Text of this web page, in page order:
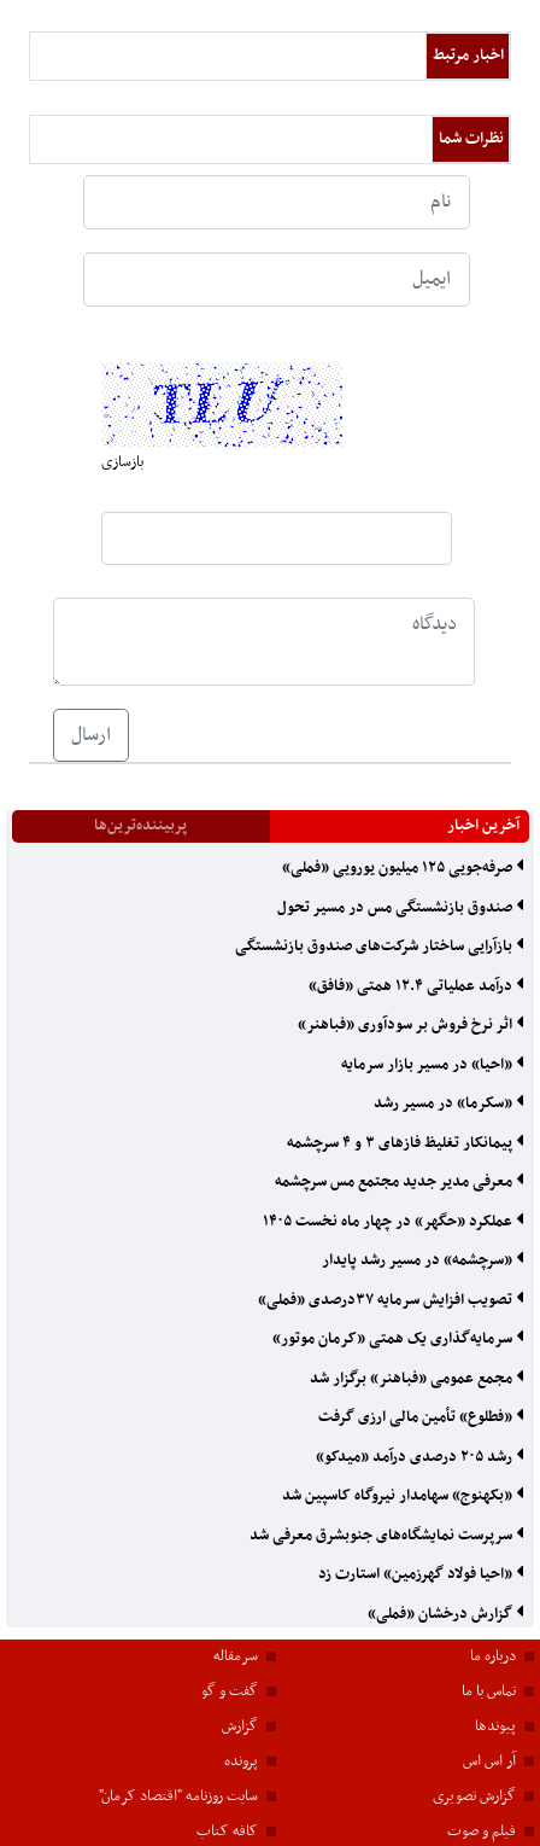
اخبار مرتبط
نظرات شما
بازسازی
ارسال
آخرین اخبار
پربیننده‌ترین‌ها
صرفه‌جویی ۱۲۵ میلیون یورویی «فملی»
صندوق بازنشستگی مس در مسیر تحول
بازآرایی ساختار شرکت‌های صندوق بازنشستگی
درآمد عملیاتی ۱۲.۴ همتی «فافق»
اثر نرخ فروش بر سودآوری «فباهنر»
«احیا» در مسیر بازار سرمایه
«سکرما» در مسیر رشد
پیمانکار تغلیظ فازهای ۳ و ۴ سرچشمه
معرفی مدیر جدید مجتمع مس سرچشمه
عملکرد «حگهر» در چهار ماه نخست ۱۴۰۵
«سرچشمه» در مسیر رشد پایدار
تصویب افزایش سرمایه ۳۷درصدی «فملی»
سرمایه‌گذاری یک همتی «کرمان موتور»
مجمع عمومی «فباهنر» برگزار شد
«فطلوع» تأمین مالی ارزی گرفت
رشد ۲۰۵ درصدی درآمد «میدکو»
«بکهنوج» سهامدار نیروگاه کاسپین شد
سرپرست نمایشگاه‌های جنوبشرق معرفی شد
«احیا فولاد گهرزمین» استارت زد
گزارش درخشان «فملی»
درباره ما
تماس با ما
پیوندها
آر اس اس
سرمقاله
گفت و گو
گزارش
پرونده
گزارش تصویری
فیلم و صوت
سایت روزنامه "اقتصاد کرمان"
کافه کتاب